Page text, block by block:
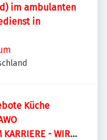
im ambulanten
in
KARRIERE - WIR